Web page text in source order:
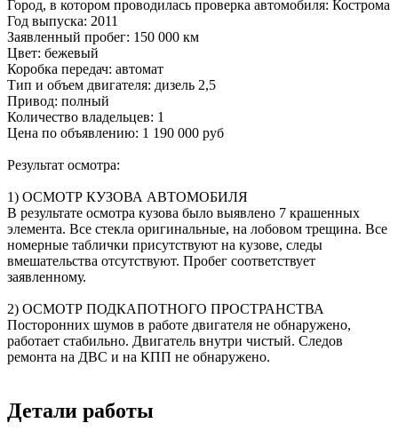
Город, в котором проводилась проверка автомобиля: Кострома
Год выпуска: 2011
Заявленный пробег: 150 000 км
Цвет: бежевый
Коробка передач: автомат
Тип и объем двигателя: дизель 2,5
Привод: полный
Количество владельцев: 1
Цена по объявлению: 1 190 000 руб
Результат осмотра:
1) ОСМОТР КУЗОВА АВТОМОБИЛЯ
В результате осмотра кузова было выявлено 7 крашенных
элемента. Все стекла оригинальные, на лобовом трещина. Все
номерные таблички присутствуют на кузове, следы
вмешательства отсутствуют. Пробег соответствует
заявленному.
2) ОСМОТР ПОДКАПОТНОГО ПРОСТРАНСТВА
Посторонних шумов в работе двигателя не обнаружено,
работает стабильно. Двигатель внутри чистый. Следов
ремонта на ДВС и на КПП не обнаружено.
Детали работы